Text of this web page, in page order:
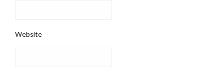
Website